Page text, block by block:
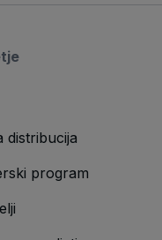
distribucija
program